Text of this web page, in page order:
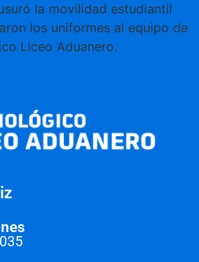
la movilidad estudiantil
los uniformes al equipo de
Liceo Aduanero.